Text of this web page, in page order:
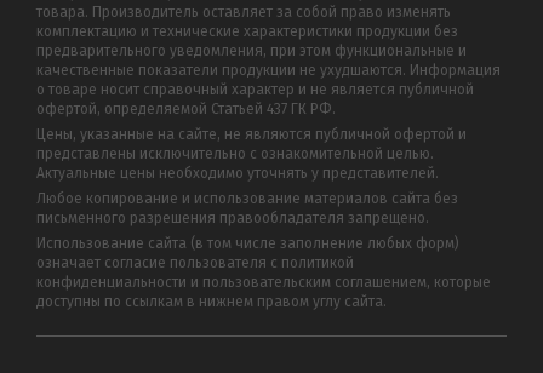
товара. Производитель оставляет за собой право изменять
комплектацию и технические характеристики продукции без
предварительного уведомления, при этом функциональные и
качественные показатели продукции не ухудшаются. Информация
о товаре носит справочный характер и не является публичной
офертой, определяемой Статьей 437 ГК РФ.
Цены, указанные на сайте, не являются публичной офертой и
представлены исключительно с ознакомительной целью.
Актуальные цены необходимо уточнять у представителей.
Любое копирование и использование материалов сайта без
письменного разрешения правообладателя запрещено.
Использование сайта (в том числе заполнение любых форм)
означает согласие пользователя с политикой
конфиденциальности и пользовательским соглашением, которые
доступны по ссылкам в нижнем правом углу сайта.